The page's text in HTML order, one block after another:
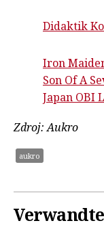
Didaktik
Iron
Son Of A
Japan OBI
Zdroj: Aukro
aukro